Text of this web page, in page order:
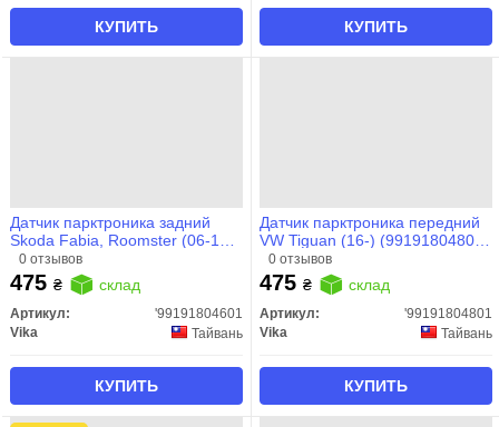
КУПИТЬ КУПИТЬ
Датчик парктроника задний
Skoda Fabia, Roomster (06-15)
(99191804601) VIKA
0 отзывов
475 ₴ склад
Артикул:
'99191804601
Vika
Тайвань
КУПИТЬ
Датчик парктроника передний
VW Tiguan (16-) (99191804801)
VIKA
0 отзывов
475 ₴ склад
Артикул:
'99191804801
Vika
Тайвань
КУПИТЬ